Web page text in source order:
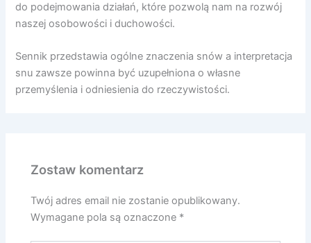
do podejmowania działań, które pozwolą nam na rozwój
naszej osobowości i duchowości.
Sennik przedstawia ogólne znaczenia snów a interpretacja
snu zawsze powinna być uzupełniona o własne
przemyślenia i odniesienia do rzeczywistości.
Zostaw komentarz
Twój adres email nie zostanie opublikowany.
Wymagane pola są oznaczone *